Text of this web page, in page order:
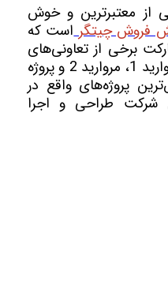
از معتبرترین و خوش
فروش چیتگراست که
برخی از تعاونی‌های
مسکن به اتمام برساند. پروژه مروارید 1، مروارید 2 و پروژه
پروژه‌های واقع در
شرکت طراحی و اجرا